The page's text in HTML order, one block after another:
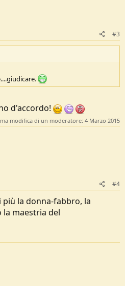
#3
d'accordo!
modifica di un moderatore: 4 Marzo 2015
#4
la donna-fabbro, la
la maestria del